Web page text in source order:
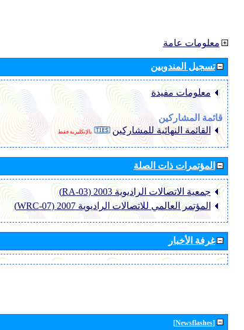
معلومات عامة
تسجيل المندوبين
معلومات مفيدة
قائمة المشاركين
القائمة النهائية للمشاركين
بالإنكليزية فقط
المؤتمرات ذات الصلة
جمعية الاتصالات الراديوية 2003 (RA-03)
المؤتمر العالمي للاتصالات الراديوية 2007 (WRC-07)
غرفة الأخبار
[Newsflashes]